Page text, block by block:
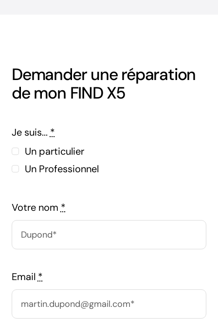
Demander une réparation
de mon FIND X5
Je suis... *
Un particulier
Un Professionnel
Votre nom *
Email *